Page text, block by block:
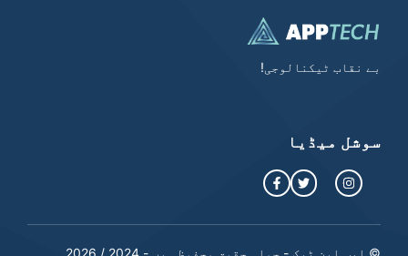
بے نقاب ٹیکنالوجی!
سوشل میڈیا
© ایپ این ٹیک - جملہ حقوق محفوظ ہیں - 2024 / 2026